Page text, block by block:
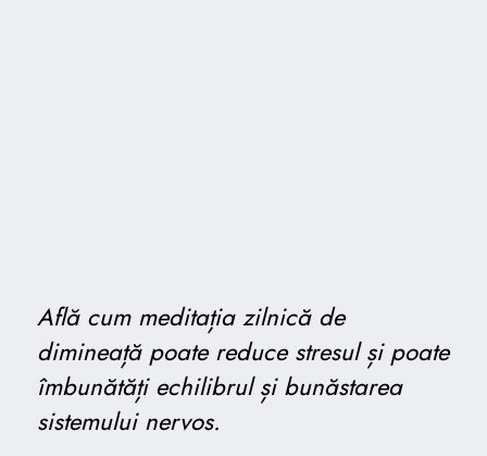
Află cum meditația zilnică de
dimineață poate reduce stresul și poate
îmbunătăți echilibrul și bunăstarea
sistemului nervos.